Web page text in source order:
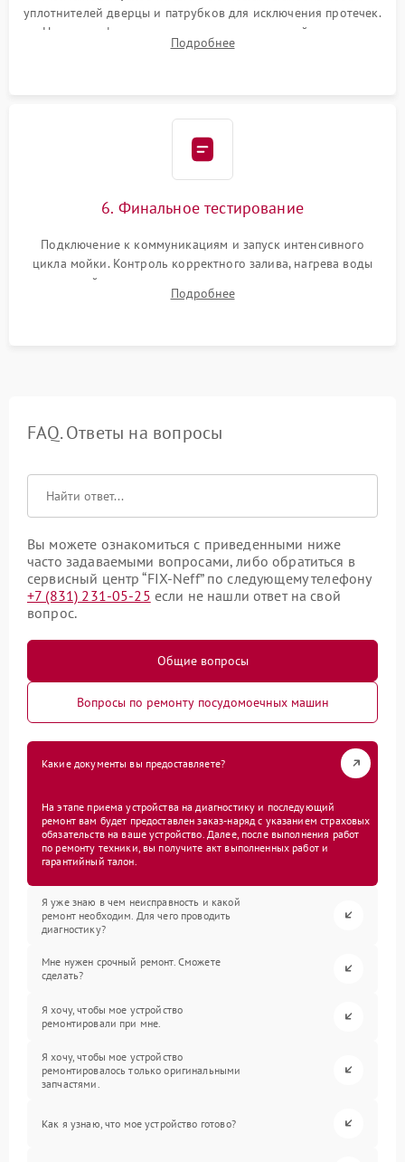
уплотнителей дверцы и патрубков для исключения протечек.
Надежная фиксация хомутов гидравлической системы,
сборка корпуса и установка датчика поплавка.
Подробнее
6. Финальное тестирование
Подключение к коммуникациям и запуск интенсивного
цикла мойки. Контроль корректного залива, нагрева воды
до нужной температуры, отсутствия посторонних шумов,
штатного слива и абсолютной сухости в поддоне.
Подробнее
FAQ. Ответы на вопросы
Вы можете ознакомиться с приведенными ниже
часто задаваемыми вопросами, либо обратиться в
сервисный центр “FIX-Neff” по следующему телефону
+7 (831) 231-05-25 если не нашли ответ на свой
вопрос.
Общие вопросы
Вопросы по ремонту посудомоечных машин
Какие документы вы предоставляете?
На этапе приема устройства на диагностику и последующий
ремонт вам будет предоставлен заказ-наряд с указанием страховых
обязательств на ваше устройство. Далее, после выполнения работ
по ремонту техники, вы получите акт выполненных работ и
гарантийный талон.
Я уже знаю в чем неисправность и какой
ремонт необходим. Для чего проводить
диагностику?
Мне нужен срочный ремонт. Сможете
сделать?
Я хочу, чтобы мое устройство
ремонтировали при мне.
Я хочу, чтобы мое устройство
ремонтировалось только оригинальными
запчастями.
Как я узнаю, что мое устройство готово?